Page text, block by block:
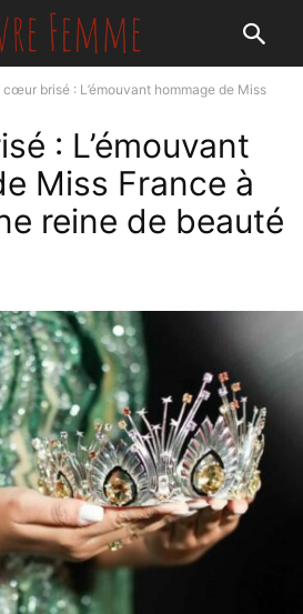
cœur brisé : L’émouvant hommage de Miss
: L’émouvant
Miss France à
reine de beauté